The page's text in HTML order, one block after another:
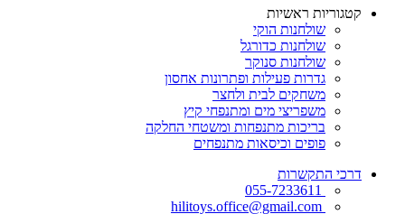
קטגוריות ראשיות
שולחנות הוקי
שולחנות כדורגל
שולחנות סנוקר
גדרות פעילות ופתרונות אחסון
משחקים לבית ולחצר
משפריצי מים ומתנפחי קיץ
בריכות מתנפחות ומשטחי החלקה
פופים וכיסאות מתנפחים
דרכי התקשרות